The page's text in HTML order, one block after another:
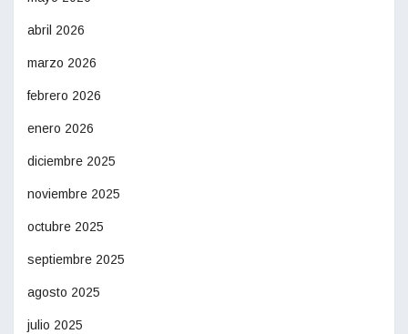
abril 2026
marzo 2026
febrero 2026
enero 2026
diciembre 2025
noviembre 2025
octubre 2025
septiembre 2025
agosto 2025
julio 2025